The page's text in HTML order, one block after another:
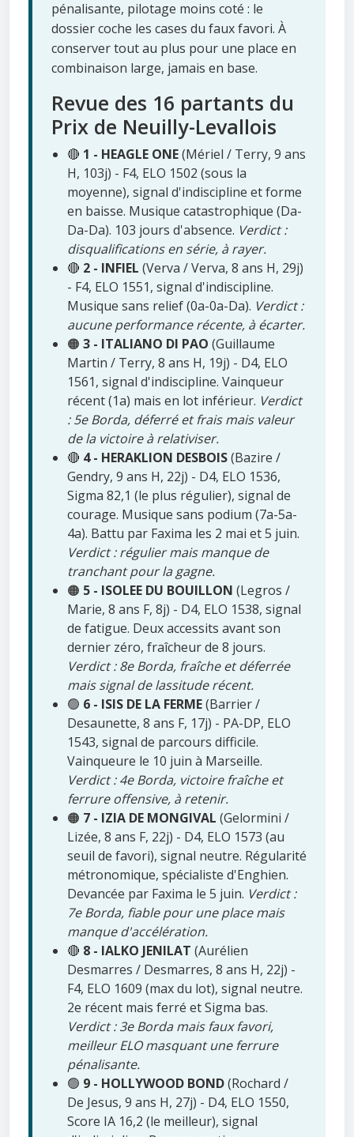
pénalisante, pilotage moins coté : le
dossier coche les cases du faux favori. À
conserver tout au plus pour une place en
combinaison large, jamais en base.
Revue des 16 partants du
Prix de Neuilly-Levallois
🔴 1 - HEAGLE ONE(Mériel / Terry, 9 ans
H, 103j) - F4, ELO 1502 (sous la
moyenne), signal d'indiscipline et forme
en baisse. Musique catastrophique (Da-
Da-Da). 103 jours d'absence. Verdict :
disqualifications en série, à rayer.
🔴 2 - INFIEL (Verva / Verva, 8 ans H, 29j)
- F4, ELO 1551, signal d'indiscipline.
Musique sans relief (0a-0a-Da). Verdict :
aucune performance récente, à écarter.
🟠 3 - ITALIANO DI PAO (Guillaume
Martin / Terry, 8 ans H, 19j) - D4, ELO
1561, signal d'indiscipline. Vainqueur
récent (1a) mais en lot inférieur. Verdict
: 5e Borda, déferré et frais mais valeur
de la victoire à relativiser.
🔴 4 - HERAKLION DESBOIS(Bazire /
Gendry, 9 ans H, 22j) - D4, ELO 1536,
Sigma 82,1 (le plus régulier), signal de
courage. Musique sans podium (7a-5a-
4a). Battu par Faxima les 2 mai et 5 juin.
Verdict : régulier mais manque de
tranchant pour la gagne.
🟠 5 - ISOLEE DU BOUILLON (Legros /
Marie, 8 ans F, 8j) - D4, ELO 1538, signal
de fatigue. Deux accessits avant son
dernier zéro, fraîcheur de 8 jours.
Verdict : 8e Borda, fraîche et déferrée
mais signal de lassitude récent.
🟢 6 - ISIS DE LA FERME(Barrier /
Desaunette, 8 ans F, 17j) - PA-DP, ELO
1543, signal de parcours difficile.
Vainqueure le 10 juin à Marseille.
Verdict : 4e Borda, victoire fraîche et
ferrure offensive, à retenir.
🟠 7 - IZIA DE MONGIVAL (Gelormini /
Lizée, 8 ans F, 22j) - D4, ELO 1573 (au
seuil de favori), signal neutre. Régularité
métronomique, spécialiste d'Enghien.
Devancée par Faxima le 5 juin. Verdict :
7e Borda, fiable pour une place mais
manque d'accélération.
🔴 8 - IALKO JENILAT (Aurélien
Desmarres / Desmarres, 8 ans H, 22j) -
F4, ELO 1609 (max du lot), signal neutre.
2e récent mais ferré et Sigma bas.
Verdict : 3e Borda mais faux favori,
meilleur ELO masquant une ferrure
pénalisante.
🟢 9 - HOLLYWOOD BOND(Rochard /
De Jesus, 9 ans H, 27j) - D4, ELO 1550,
Score IA 16,2 (le meilleur), signal